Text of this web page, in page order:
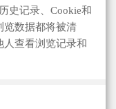
史记录、Cookie和
览数据都将被清
人查看浏览记录和